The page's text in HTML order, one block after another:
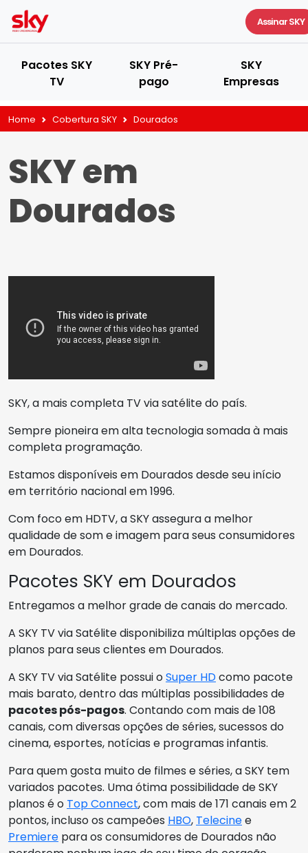
Assinar SKY
Pacotes SKY
TV
SKY Pré-
pago
SKY
Empresas
Home Cobertura SKY Dourados
SKY em
Dourados
SKY, a mais completa TV via satélite do país.
Sempre pioneira em alta tecnologia somada à mais
completa programação.
Estamos disponíveis em Dourados desde seu início
em território nacional em 1996.
Com foco em HDTV, a SKY assegura a melhor
qualidade de som e imagem para seus consumidores
em Dourados.
Pacotes SKY em Dourados
Entregamos a melhor grade de canais do mercado.
A SKY TV via Satélite disponibiliza múltiplas opções de
planos para seus clientes em Dourados.
A SKY TV via Satélite possui oSuper HDcomo pacote
mais barato, dentro das múltiplas possibilidades de
pacotes pós-pagos. Contando com mais de 108
canais, com diversas opções de séries, sucessos do
cinema, esportes, notícias e programas infantis.
Para quem gosta muito de filmes e séries, a SKY tem
variados pacotes. Uma ótima possibilidade de SKY
planos é o Top Connect, com mais de 171 canais em 2
pontos, incluso os campeões HBO, Telecinee
Premiere para os consumidores de Dourados não